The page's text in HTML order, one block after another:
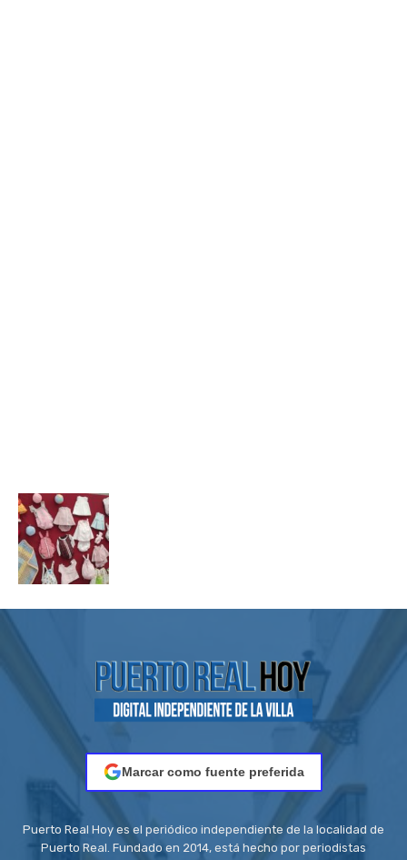
Marcar como fuente preferida
Puerto Real Hoy es el periódico independiente de la localidad de
Puerto Real. Fundado en 2014, está hecho por periodistas